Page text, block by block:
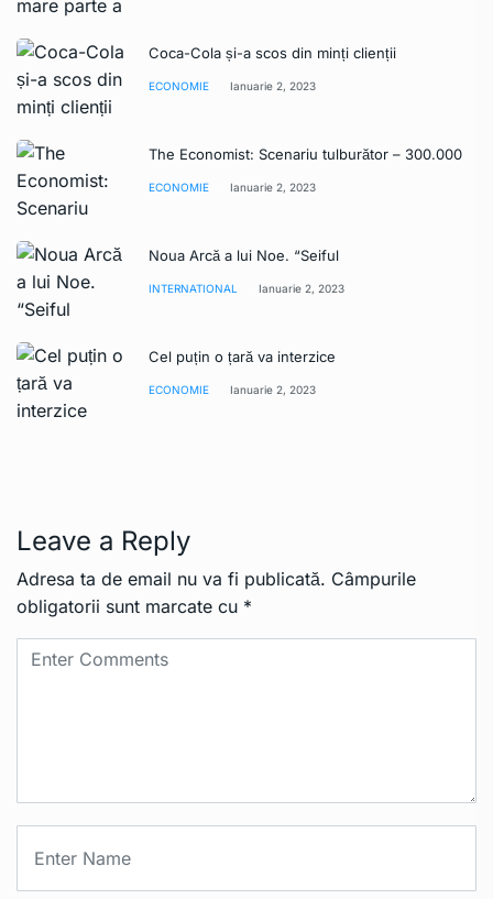
Coca-Cola și-a scos din minți clienții
ECONOMIE Ianuarie 2, 2023
The Economist: Scenariu tulburător – 300.000
ECONOMIE Ianuarie 2, 2023
Noua Arcă a lui Noe. “Seiful
INTERNATIONAL Ianuarie 2, 2023
Cel puțin o țară va interzice
ECONOMIE Ianuarie 2, 2023
Leave a Reply
Adresa ta de email nu va fi publicată. Câmpurile
obligatorii sunt marcate cu *